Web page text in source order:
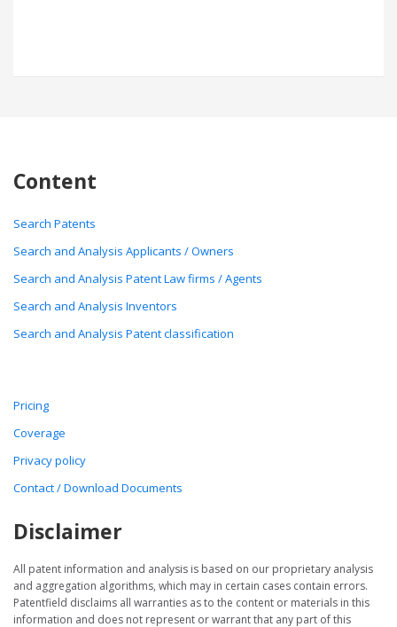
Content
Search Patents
Search and Analysis Applicants / Owners
Search and Analysis Patent Law firms / Agents
Search and Analysis Inventors
Search and Analysis Patent classification
Pricing
Coverage
Privacy policy
Contact / Download Documents
Disclaimer
All patent information and analysis is based on our proprietary analysis
and aggregation algorithms, which may in certain cases contain errors.
Patentfield disclaims all warranties as to the content or materials in this
information and does not represent or warrant that any part of this